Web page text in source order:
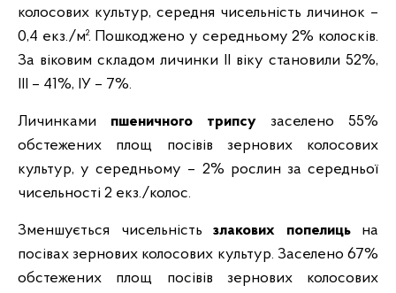
колосових культур, середня чисельність личинок –
0,4 екз./м². Пошкоджено у середньому 2% колосків.
За віковим складом личинки ІІ віку становили 52%,
ІІІ – 41%, ІУ – 7%.
Личинками пшеничного трипсу заселено
55%
обстежених площ посівів зернових колосових
культур, у середньому – 2% рослин за середньої
чисельності 2 екз./колос.
Зменшується чисельність злакових попелиць на
посівах зернових колосових культур. Заселено 67%
обстежених площ посівів зернових колосових